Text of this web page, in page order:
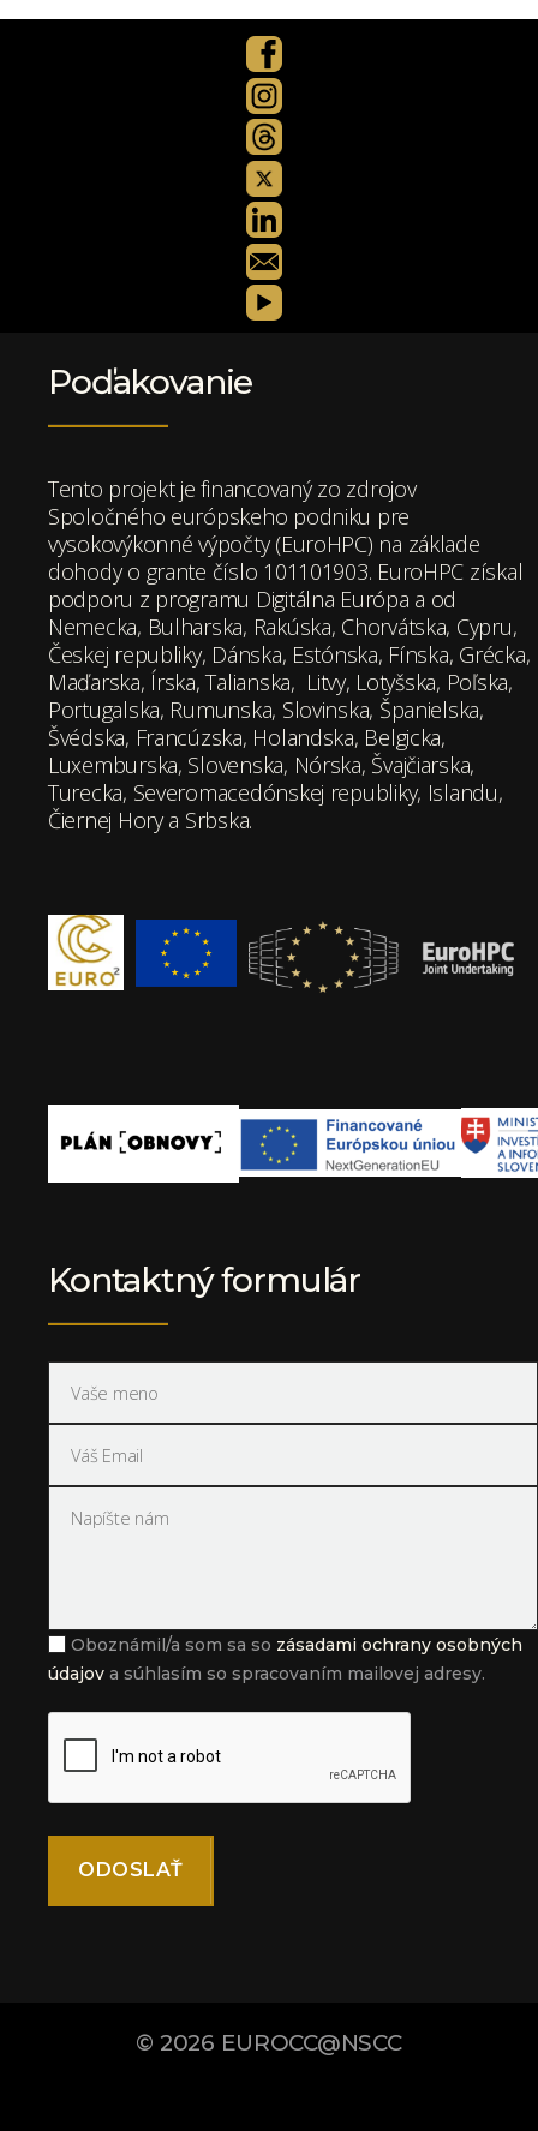
Poďakovanie
Tento projekt je financovaný zo zdrojov
Spoločného európskeho podniku pre
vysokovýkonné výpočty (EuroHPC) na základe
dohody o grante číslo 101101903. EuroHPC získal
podporu z programu Digitálna Európa a od
Nemecka, Bulharska, Rakúska, Chorvátska, Cypru,
Českej republiky, Dánska, Estónska, Fínska, Grécka,
Maďarska, Írska, Talianska, Litvy, Lotyšska, Poľska,
Portugalska, Rumunska, Slovinska, Španielska,
Švédska, Francúzska, Holandska, Belgicka,
Luxemburska, Slovenska, Nórska, Švajčiarska,
Turecka, Severomacedónskej republiky, Islandu,
Čiernej Hory a Srbska.
Kontaktný formulár
Oboznámil/a som sa so zásadami ochrany osobných
údajov a súhlasím so spracovaním mailovej adresy.
© 2026 EUROCC@NSCC